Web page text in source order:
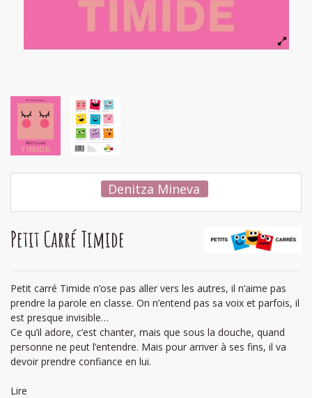
Denitza Mineva
Petit Carré Timide
Petit carré Timide n’ose pas aller vers les autres, il n’aime pas
prendre la parole en classe. On n’entend pas sa voix et parfois, il
est presque invisible…
Ce qu’il adore, c’est chanter, mais que sous la douche, quand
personne ne peut l’entendre. Mais pour arriver à ses fins, il va
devoir prendre confiance en lui.
Lire